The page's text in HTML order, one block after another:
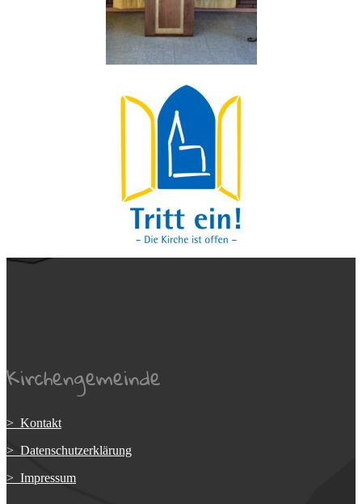
Kirchengemeinde
> Kontakt
> Datenschutzerklärung
> Impressum